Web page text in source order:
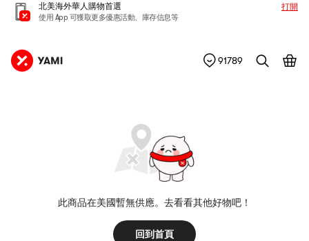
北美海外華人購物首選
使用 App 可獲取更多優惠活動、庫存信息等
打開
91789
此商品在美國暫無供應。去看看其他好物吧！
回到首頁